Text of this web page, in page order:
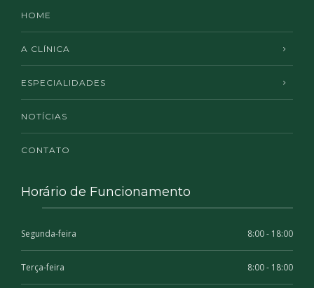
HOME
A CLÍNICA
ESPECIALIDADES
NOTÍCIAS
CONTATO
Horário de Funcionamento
Segunda-feira 8:00 - 18:00
Terça-feira 8:00 - 18:00